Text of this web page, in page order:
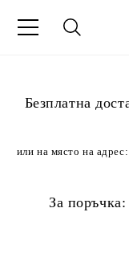
или на място на адрес:
За поръчка: